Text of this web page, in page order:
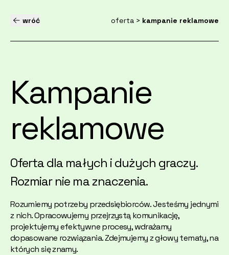
wróć oferta > kampanie reklamowe
Kampanie
reklamowe
Oferta dla małych i dużych graczy.
Rozmiar nie ma znaczenia.
Rozumiemy potrzeby przedsiębiorców. Jesteśmy jednymi
z nich. Opracowujemy przejrzystą komunikację,
projektujemy efektywne procesy, wdrażamy
dopasowane rozwiązania. Zdejmujemy z głowy tematy, na
których się znamy.